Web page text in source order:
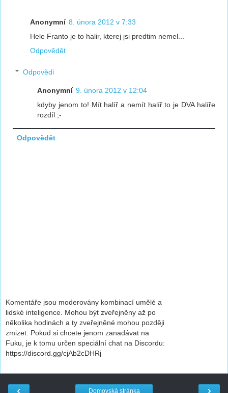
Anonymní 8. února 2012 v 7:33
Hele Franto je to halir, kterej jsi predtim nemel...
Odpovědět
Odpovědi
Anonymní 9. února 2012 v 12:04
kdyby jenom to! Mít halíř a nemít halíř to je DVA halíře
rozdíl ;-
Odpovědět
Komentáře jsou moderovány kombinací umělé a
lidské inteligence. Mohou být zveřejněny až po
několika hodinách a ty zveřejněné mohou později
zmizet. Pokud si chcete jenom zanadávat na
Fuku, je k tomu určen speciální chat na Discordu:
https://discord.gg/cjAb2cDHRj
Domovská stránka